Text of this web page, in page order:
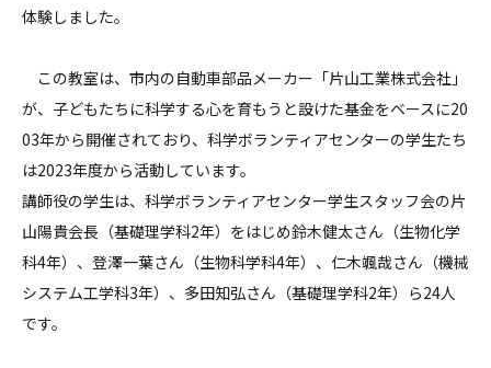
体験しました。
この教室は、市内の自動車部品メーカー「片山工業株式会社」
が、子どもたちに科学する心を育もうと設けた基金をベースに20
03年から開催されており、科学ボランティアセンターの学生たち
は2023年度から活動しています。
講師役の学生は、科学ボランティアセンター学生スタッフ会の片
山陽貴会長（基礎理学科2年）をはじめ鈴木健太さん（生物化学
科4年）、登澤一葉さん（生物科学科4年）、仁木颯哉さん（機械
システム工学科3年）、多田知弘さん（基礎理学科2年）ら24人
です。